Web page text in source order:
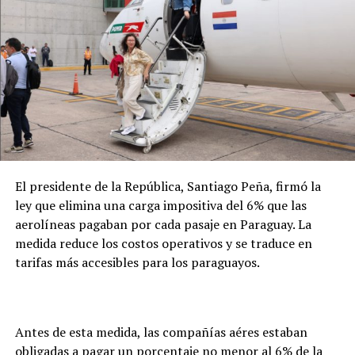
intervención de la institución se inicia a pedido de un
familiar, quien debe presentar la solicitud para la
apertura de un expediente. Desde ese momento, se
coordina con el consulado paraguayo la verificación del
fallecimiento, la obtención del certificado de defunción
y las gestiones necesarias para la repatriación. En este
caso, precisó que el seguro de la empresa cubrirá
íntegramente los costos del proceso.
El presidente de la República, Santiago Peña, firmó la
ley que elimina una carga impositiva del 6% que las
aerolíneas pagaban por cada pasaje en Paraguay. La
medida reduce los costos operativos y se traduce en
tarifas más accesibles para los paraguayos.
Antes de esta medida, las compañías aéres estaban
obligadas a pagar un porcentaje no menor al 6% de la